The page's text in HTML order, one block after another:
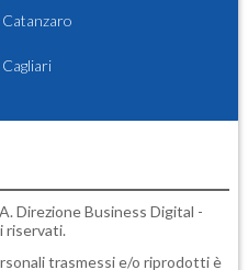
Catanzaro
Cagliari
Direzione Business Digital -
riservati.
trasmessi e/o riprodotti è